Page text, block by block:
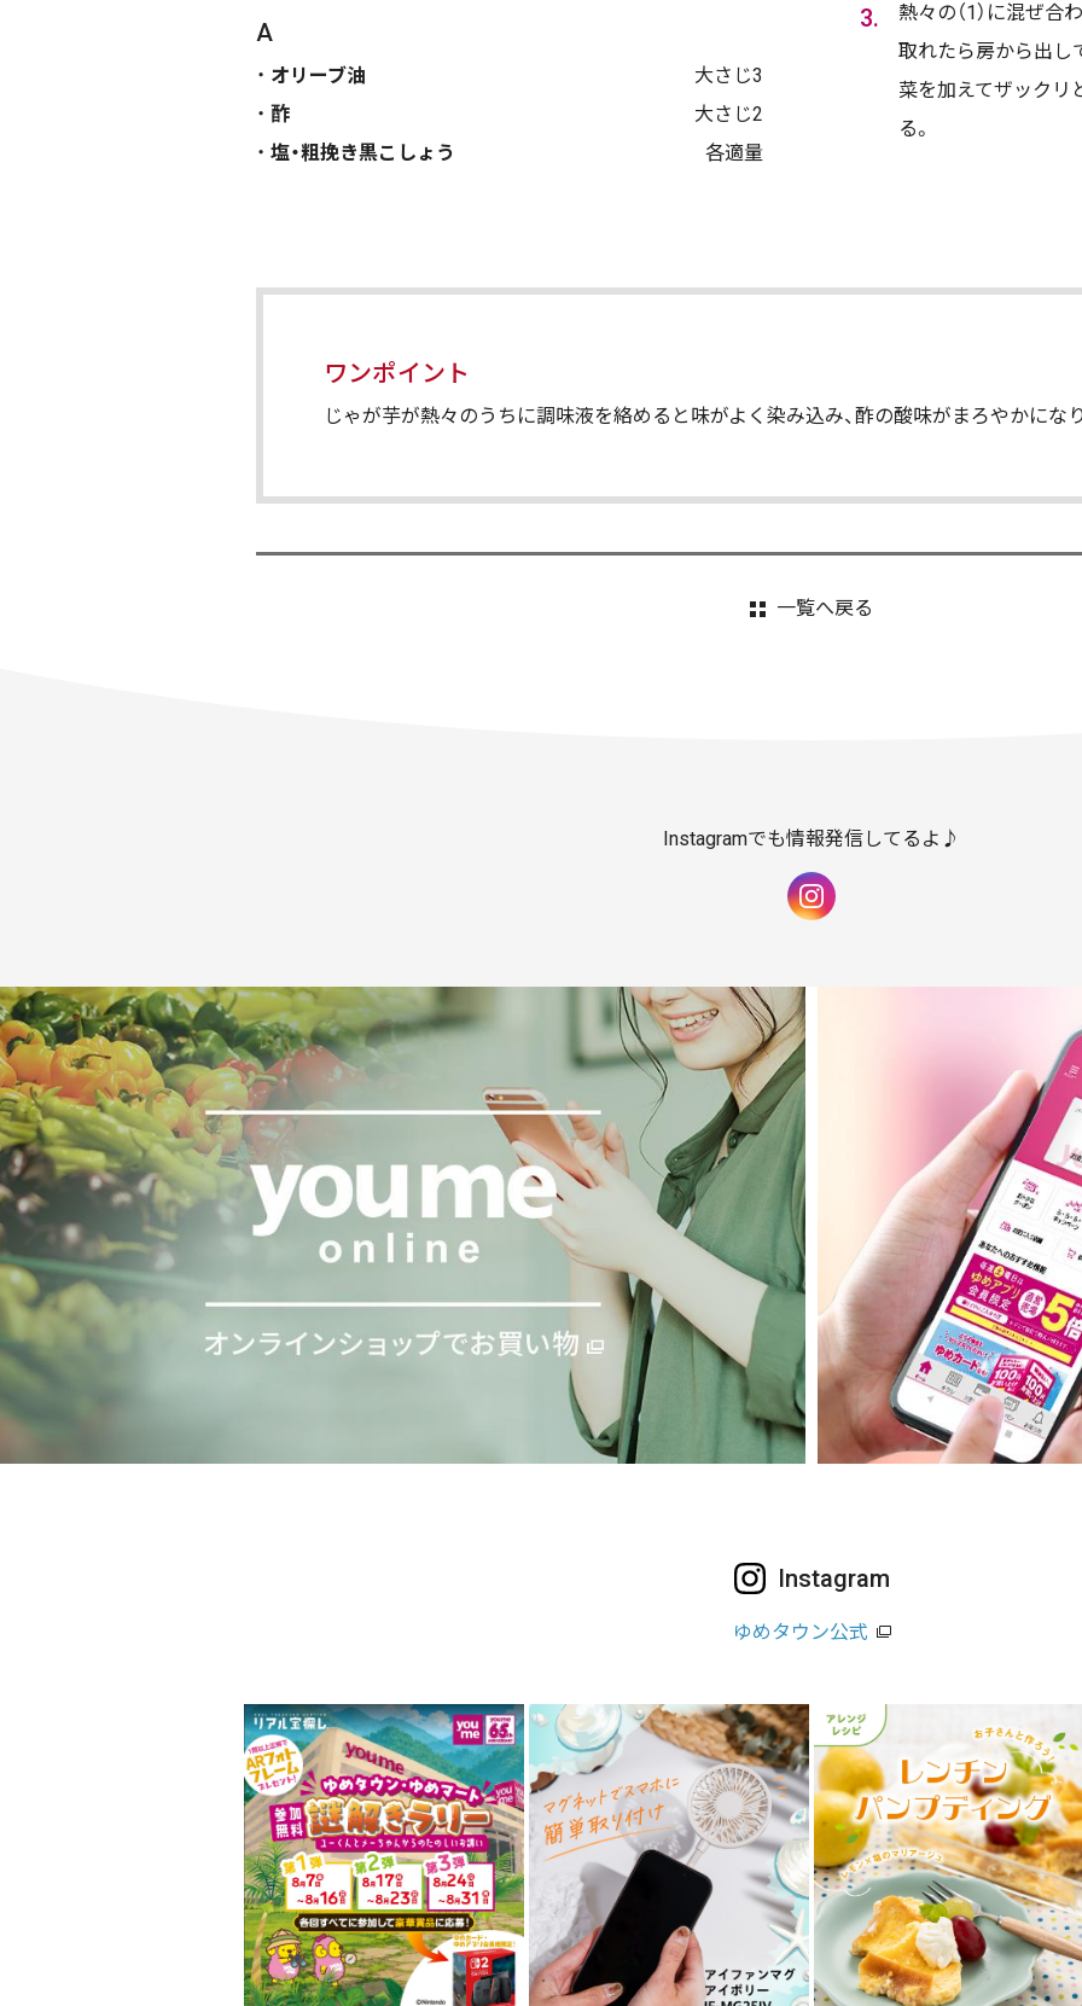
A
オリーブ油
大さじ3
酢
大さじ2
塩・粗挽き黒こしょう
各適量
熱々の（1）に混ぜ合
取れたら房から出し
菜を加えてザックリ
る。
ワンポイント
じゃが芋が熱々のうちに調味液を絡めると味がよく染み込み、酢の酸味がまろやかにな
一覧へ戻る
Instagramでも情報発信してるよ♪
Instagram
ゆめタウン公式